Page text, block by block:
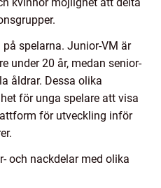
spelarna. Junior-VM är
under 20 år, medan senior-
åldrar. Dessa olika
för unga spelare att visa
för utveckling inför
och nackdelar med olika